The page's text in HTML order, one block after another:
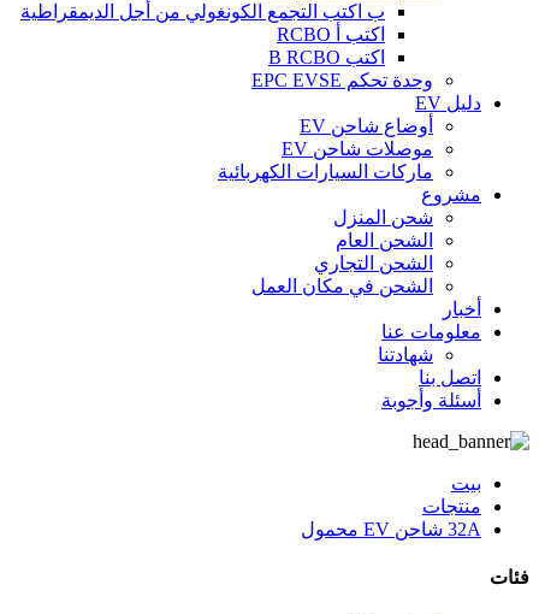
ب اكتب التجمع الكونغولي من أجل الديمقراطية
اكتب أ RCBO
اكتب B RCBO
وحدة تحكم EPC EVSE
دليل EV
أوضاع شاحن EV
موصلات شاحن EV
ماركات السيارات الكهربائية
مشروع
شحن المنزل
الشحن العام
الشحن التجاري
الشحن في مكان العمل
أخبار
معلومات عنا
شهادتنا
اتصل بنا
أسئلة وأجوبة
بيت
منتجات
32A شاحن EV محمول
فئات